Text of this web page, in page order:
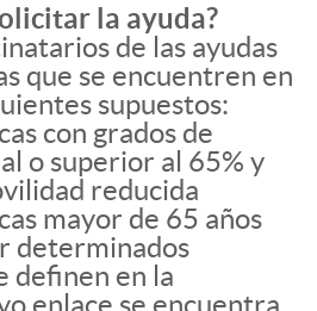
la ayuda?
de las ayudas
que se encuentren en
supuestos:
con grados de
o superior al 65% y
reducida
mayor de 65 años
determinados
definen en la
enlace se encuentra